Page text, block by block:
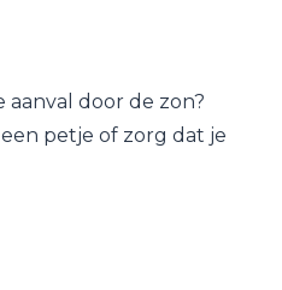
aanval door de zon?
petje of zorg dat je